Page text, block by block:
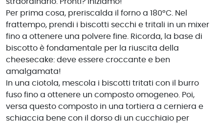
Per prima cosa, preriscalda il forno a 180°C. Nel
frattempo, prendi i biscotti secchi e tritali in un mixer
fino a ottenere una polvere fine. Ricorda, la base di
biscotto è fondamentale per la riuscita della
cheesecake: deve essere croccante e ben
amalgamata!
In una ciotola, mescola i biscotti tritati con il burro
fuso fino a ottenere un composto omogeneo. Poi,
versa questo composto in una tortiera a cerniera e
schiaccia bene con il dorso di un cucchiaio per